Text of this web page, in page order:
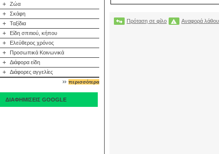
+ Ζώα
+ Σκάφη
+ Ταξίδια
+ Είδη σπιτιού, κήπου
+ Ελεύθερος χρόνος
+ Προσωπικά Κοινωνικά
+ Διάφορα είδη
+ Διάφορες αγγελίες
περισσότερα
ΔΙΑΦΗΜΙΣΕΙΣ GOOGLE
Πρόταση σε φίλο Αναφορά